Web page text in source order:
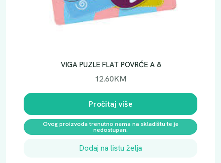
VIGA PUZLE FLAT POVRĆE A 8
12.60KM
Pročitaj više
Ovog proizvoda trenutno nema na skladištu te je
nedostupan.
Dodaj na listu želja